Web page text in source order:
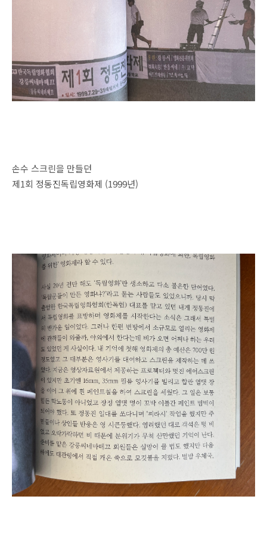
손수 스크린을 만들던
제1회 정동진독립영화제 (1999년)